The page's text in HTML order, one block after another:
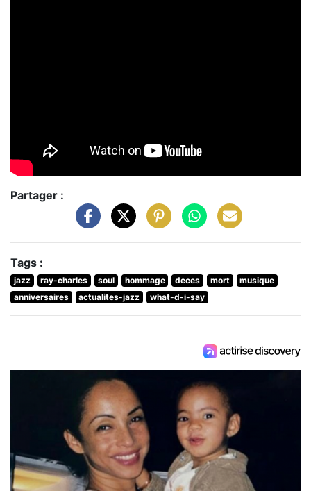
Partager :
Tags :
jazz ray-charles soul hommage deces mort
musique
anniversaires
actualites-jazz what-d-i-say